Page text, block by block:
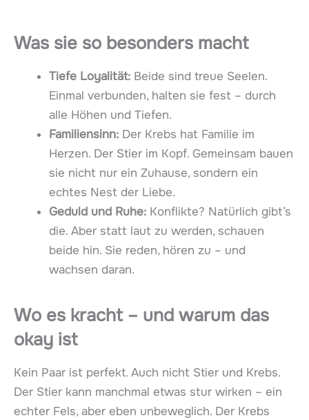
Was sie so besonders macht
Tiefe Loyalität: Beide sind treue Seelen.
Einmal verbunden, halten sie fest – durch
alle Höhen und Tiefen.
Familiensinn: Der Krebs hat Familie im
Herzen. Der Stier im Kopf. Gemeinsam bauen
sie nicht nur ein Zuhause, sondern ein
echtes Nest der Liebe.
Geduld und Ruhe: Konflikte? Natürlich gibt’s
die. Aber statt laut zu werden, schauen
beide hin. Sie reden, hören zu – und
wachsen daran.
Wo es kracht – und warum das
okay ist
Kein Paar ist perfekt. Auch nicht Stier und Krebs.
Der Stier kann manchmal etwas stur wirken – ein
echter Fels, aber eben unbeweglich. Der Krebs